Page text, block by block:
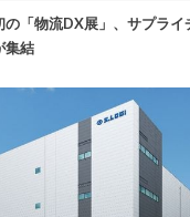
の「物流DX展」、サプラ
集結